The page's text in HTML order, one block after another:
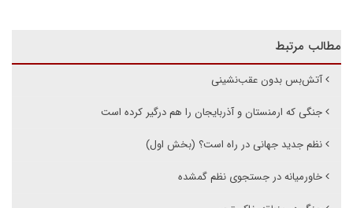
مطالب مرتبط
آتش‌بس بدون عقب‌نشینی
جنگی که ارمنستان و آذربایجان را هم درگیر کرده است
نظم جدید جهانی در راه است؟ (بخش اول)
خاورمیانه در جستجوی نظم گمشده